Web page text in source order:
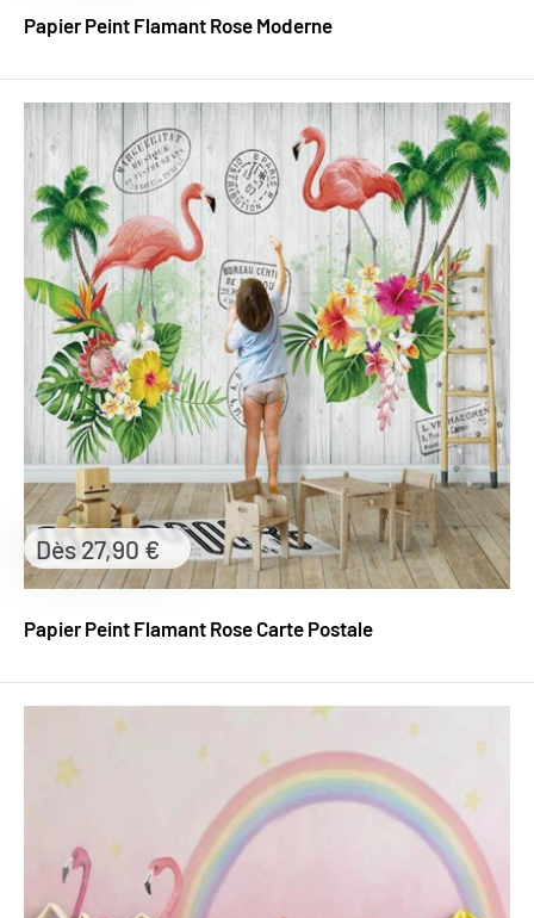
Papier Peint Flamant Rose Moderne
Papier Peint Flamant Rose Carte Postale
Prix
réduit
Dès 27,90 €